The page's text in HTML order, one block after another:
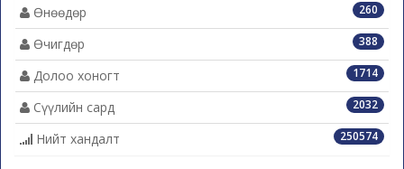
260
Өнөөдөр
388
Өчигдөр
1714
Долоо хоногт
2032
Сүүлийн сард
250574
Нийт хандалт